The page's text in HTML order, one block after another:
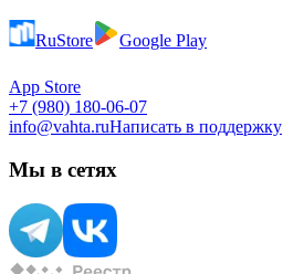
RuStore Google Play
App Store
+7 (980) 180-06-07
info@vahta.ruНаписать в поддержку
Мы в сетях